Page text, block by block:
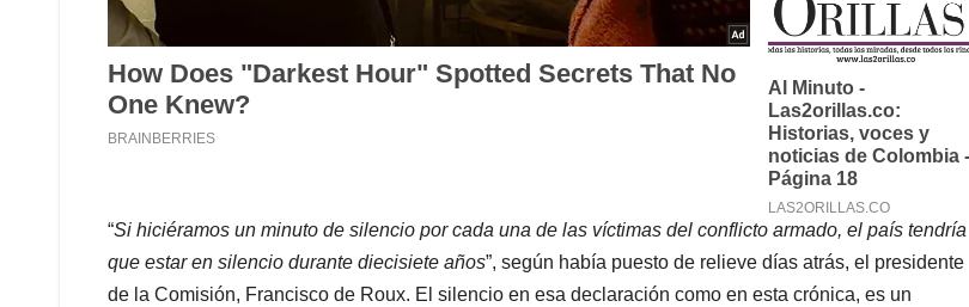
“Si hiciéramos un minuto de silencio por cada una de las víctimas del conflicto armado, el país tendría
que estar en silencio durante diecisiete años”, según había puesto de relieve días atrás, el presidente
de la Comisión, Francisco de Roux. El silencio en esa declaración como en esta crónica, es un